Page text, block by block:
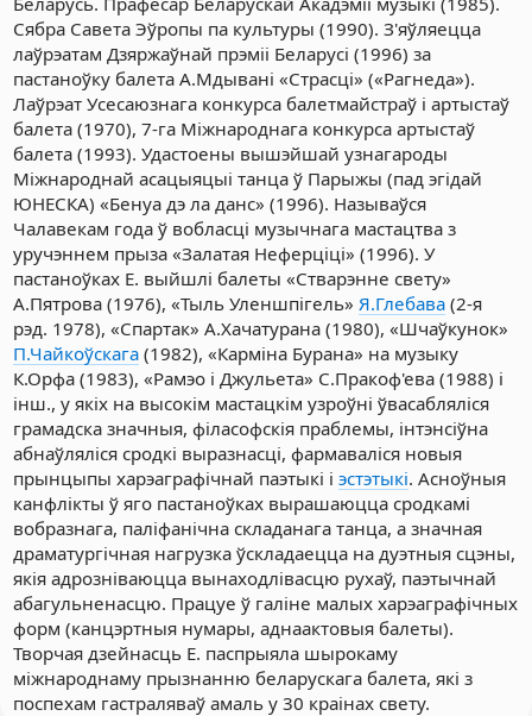
Сябра Савета Эўропы па культуры (1990). З'яўляецца
лаўрэатам Дзяржаўнай прэміі Беларусі (1996) за
пастаноўку балета А.Мдывані «Страсці» («Рагнеда»).
Лаўрэат Усесаюзнага конкурса балетмайстраў і артыстаў
балета (1970), 7-га Міжнароднага конкурса артыстаў
балета (1993). Удастоены вышэйшай узнагароды
Міжнароднай асацыяцыі танца ў Парыжы (пад эгідай
ЮНЕСКА) «Бенуа дэ ла данс» (1996). Называўся
Чалавекам года ў вобласці музычнага мастацтва з
уручэннем прыза «Залатая Неферціці» (1996). У
пастаноўках Е. выйшлі балеты «Стварэнне свету»
А.Пятрова (1976), «Тыль Уленшпігель» Я.Глебава(2-я
рэд. 1978), «Спартак» А.Хачатурана (1980), «Шчаўкунок»
П.Чайкоўскага(1982), «Карміна Бурана» на музыку
К.Орфа (1983), «Рамэо і Джульета» С.Пракоф'ева (1988) і
інш., у якіх на высокім мастацкім узроўні ўвасабляліся
грамадска значныя, філасофскія праблемы, інтэнсіўна
абнаўляліся сродкі выразнасці, фармаваліся новыя
прынцыпы харэаграфічнай паэтыкі і эстэтыкі. Асноўныя
канфлікты ў яго пастаноўках вырашаюцца сродкамі
вобразнага, паліфанічна складанага танца, а значная
драматургічная нагрузка ўскладаецца на дуэтныя сцэны,
якія адрозніваюцца вынаходлівасцю рухаў, паэтычнай
абагульненасцю. Працуе ў галіне малых харэаграфічных
форм (канцэртныя нумары, аднаактовыя балеты).
Творчая дзейнасць Е. паспрыяла шырокаму
міжнароднаму прызнанню беларускага балета, які з
поспехам гастраляваў амаль у 30 краінах свету.